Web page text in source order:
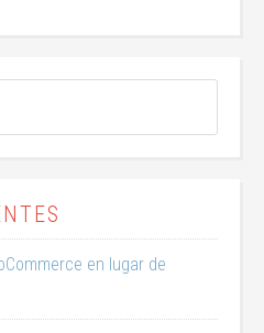
en lugar de